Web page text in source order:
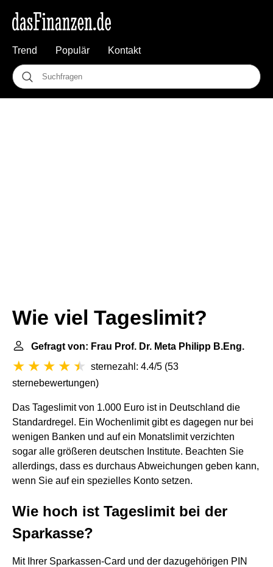
Trend Populär Kontakt
Wie viel Tageslimit?
Gefragt von: Frau Prof. Dr. Meta Philipp B.Eng.
sternezahl: 4.4/5 (53
sternebewertungen)
Das Tageslimit von 1.000 Euro ist in Deutschland die
Standardregel. Ein Wochenlimit gibt es dagegen nur bei
wenigen Banken und auf ein Monatslimit verzichten
sogar alle größeren deutschen Institute. Beachten Sie
allerdings, dass es durchaus Abweichungen geben kann,
wenn Sie auf ein spezielles Konto setzen.
Wie hoch ist Tageslimit bei der
Sparkasse?
Mit Ihrer Sparkassen-Card und der dazugehörigen PIN